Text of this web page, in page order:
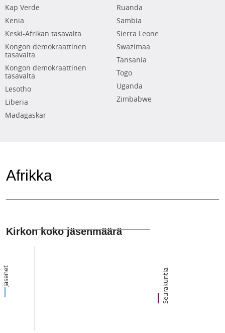
Kap Verde
Kenia
Keski-Afrikan tasavalta
Kongon demokraattinen
tasavalta
Kongon demokraattinen
tasavalta
Lesotho
Liberia
Madagaskar
Ruanda
Sambia
Sierra Leone
Swazimaa
Tansania
Togo
Uganda
Zimbabwe
Afrikka
Kirkon koko jäsenmäärä
Jäsenet Seurakuntia